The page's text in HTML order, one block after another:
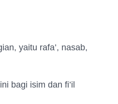
yaitu rafa’, nasab,
bagi isim dan fi’il